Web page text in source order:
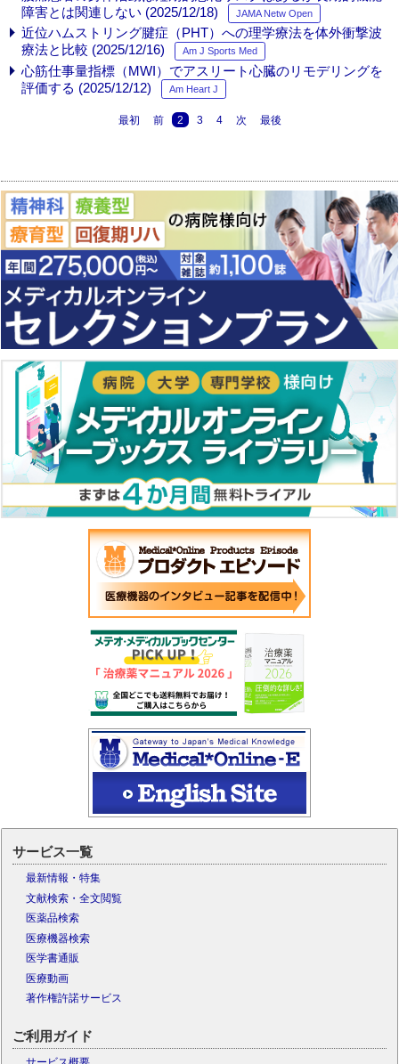
障害とは関連しない (2025/12/18)
JAMA Netw Open
近位ハムストリング腱症（PHT）への理学療法を体外衝撃波
療法と比較 (2025/12/16)
Am J Sports Med
心筋仕事量指標（MWI）でアスリート心臓のリモデリングを
評価する (2025/12/12)
Am Heart J
最初 前 2 3 4 次 最後
サービス一覧
最新情報・特集
文献検索・全文閲覧
医薬品検索
医療機器検索
医学書通販
医療動画
著作権許諾サービス
ご利用ガイド